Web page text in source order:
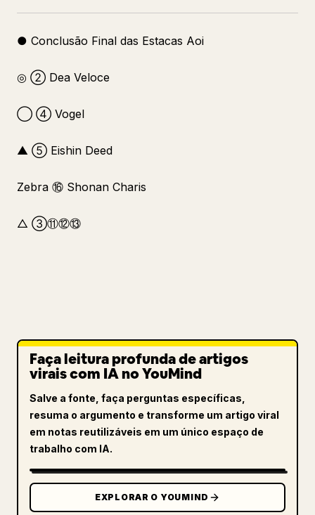
● Conclusão Final das Estacas Aoi
◎ ② Dea Veloce
◯ ④ Vogel
▲ ⑤ Eishin Deed
Zebra ⑯ Shonan Charis
△ ③⑪⑫⑬
Faça leitura profunda de artigos
virais com IA no YouMind
Salve a fonte, faça perguntas específicas,
resuma o argumento e transforme um artigo viral
em notas reutilizáveis em um único espaço de
trabalho com IA.
EXPLORAR O YOUMIND